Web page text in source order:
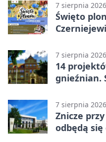
7 sierpnia 2026
Święto
7 sierpnia 2026
14
gnieźnian.
7 sierpnia 2026
Znicze
odbędą